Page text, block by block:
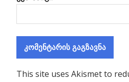
This site uses Akismet to